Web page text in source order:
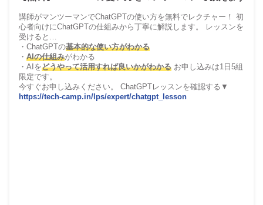
講師がマンツーマンでChatGPTの使い方を無料でレクチャー！ 初
心者向けにChatGPTの仕組みから丁寧に解説します。 レッスンを
受けると…
・ChatGPTの基本的な使い方がわかる
・ AIの仕組みがわかる
・AIをどうやって活用すれば良いかがわかる お申し込みは1日5組
限定です。
今すぐお申し込みください。 ChatGPTレッスンを確認する▼
https://tech-camp.in/lps/expert/chatgpt_lesson